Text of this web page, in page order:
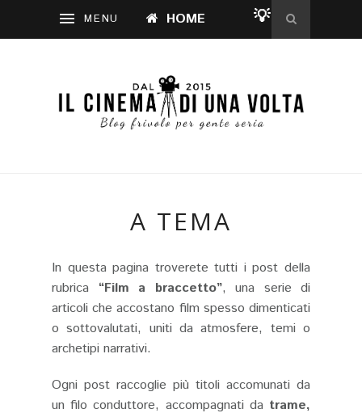
HOME 💡
A TEMA
In questa pagina troverete tutti i post della
rubrica “Film a braccetto”, una serie di
articoli che accostano film spesso dimenticati
o sottovalutati, uniti da atmosfere, temi o
archetipi narrativi.
Ogni post raccoglie più titoli accomunati da
un filo conduttore, accompagnati da trame,